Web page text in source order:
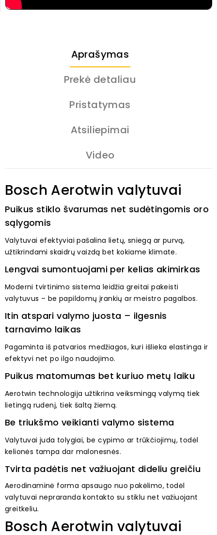
Aprašymas
Prekė detaliau
Pristatymas
Atsiliepimai
Video
Bosch Aerotwin valytuvai
Puikus stiklo švarumas net sudėtingomis oro
sąlygomis
Valytuvai efektyviai pašalina lietų, sniegą ar purvą,
užtikrindami skaidrų vaizdą bet kokiame klimate.
Lengvai sumontuojami per kelias akimirkas
Moderni tvirtinimo sistema leidžia greitai pakeisti
valytuvus – be papildomų įrankių ar meistro pagalbos.
Itin atspari valymo juosta – ilgesnis
tarnavimo laikas
Pagaminta iš patvarios medžiagos, kuri išlieka elastinga ir
efektyvi net po ilgo naudojimo.
Puikus matomumas bet kuriuo metų laiku
Aerotwin technologija užtikrina veiksmingą valymą tiek
lietingą rudenį, tiek šaltą žiemą.
Be triukšmo veikianti valymo sistema
Valytuvai juda tolygiai, be cypimo ar trūkčiojimų, todėl
kelionės tampa dar malonesnės.
Tvirta padėtis net važiuojant dideliu greičiu
Aerodinaminė forma apsaugo nuo pakėlimo, todėl
valytuvai nepraranda kontakto su stiklu net važiuojant
greitkeliu.
Bosch Aerotwin valytuvai